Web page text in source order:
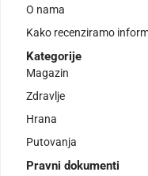
O nama
Kako recenziramo
Kategorije
Magazin
Zdravlje
Hrana
Putovanja
Pravni dokumenti